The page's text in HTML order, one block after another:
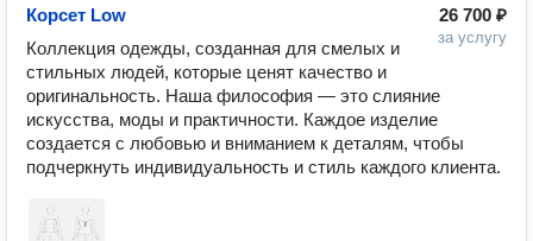
26 700 ₽
за услугу
Корсет Low
Коллекция одежды, созданная для смелых и
стильных людей, которые ценят качество и
оригинальность. Наша философия — это слияние
искусства, моды и практичности. Каждое изделие
создается с любовью и вниманием к деталям, чтобы
подчеркнуть индивидуальность и стиль каждого клиента.